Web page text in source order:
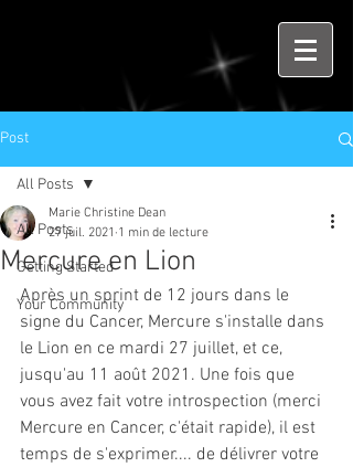
Post
All Posts
Getting Started
Your Community
All Posts
Mercure en Lion
Marie Christine Dean
27 juil. 2021 1 min de lecture
Après un sprint de 12 jours dans le
signe du Cancer, Mercure s'installe dans
le Lion en ce mardi 27 juillet, et ce,
jusqu'au 11 août 2021. Une fois que
vous avez fait votre introspection (merci
Mercure en Cancer, c'était rapide), il est
temps de s'exprimer.... de délivrer votre